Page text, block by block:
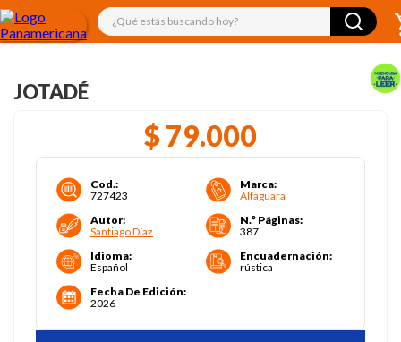
¿Qué estás buscando hoy?
JOTADÉ
$ 79.000
Cod.:
727423
Marca:
Alfaguara
Autor:
Santiago Díaz
N.° Páginas:
387
Idioma:
Español
Encuadernación:
rústica
Fecha De Edición:
2026